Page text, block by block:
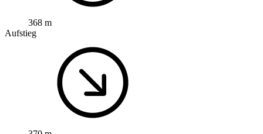
368 m
Aufstieg